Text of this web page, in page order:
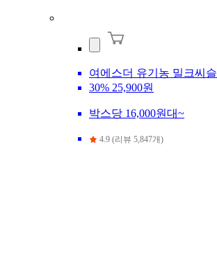
여에스더 유기농 밀크씨슬
30% 25,900원
박스당 16,000원대~
4.9 (리뷰 5,847개)